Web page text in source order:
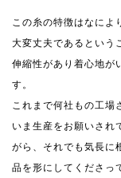
この糸の特徴はなによ
大変丈夫であるという
伸縮性があり着心地が
す。
これまで何社もの工場
いま生産をお願いされ
がら、それでも気長に
品を形にしてくださっ